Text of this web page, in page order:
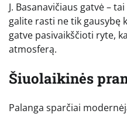
J. Basanavičiaus gatvė –
galite rasti ne tik gausybę
gatve pasivaikščioti ryte,
atmosferą.
Šiuolaikinės
Palanga sparčiai